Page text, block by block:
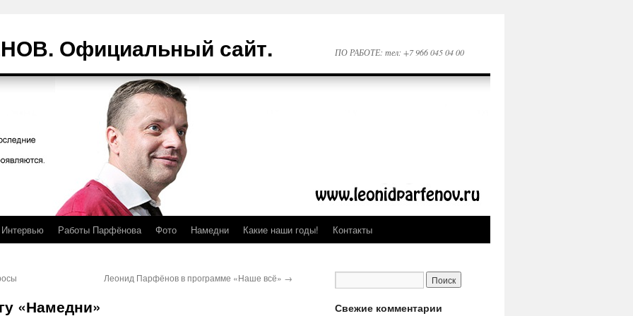
Официальный сайт. ПО РАБОТЕ: тел: +7 966 045 04 00
Интервью Работы Парфёнова Фото Намедни Какие наши годы! Контакты
Леонид Парфёнов в программе «Наше всё» →
«Намедни» Свежие комментарии